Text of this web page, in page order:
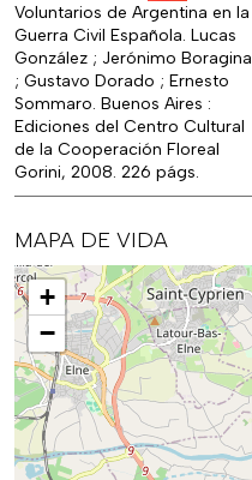
Voluntarios de Argentina en la
Guerra Civil Española. Lucas
González ; Jerónimo Boragina
; Gustavo Dorado ; Ernesto
Sommaro. Buenos Aires :
Ediciones del Centro Cultural
de la Cooperación Floreal
Gorini, 2008. 226 págs.
MAPA DE VIDA
Mapa
+
−